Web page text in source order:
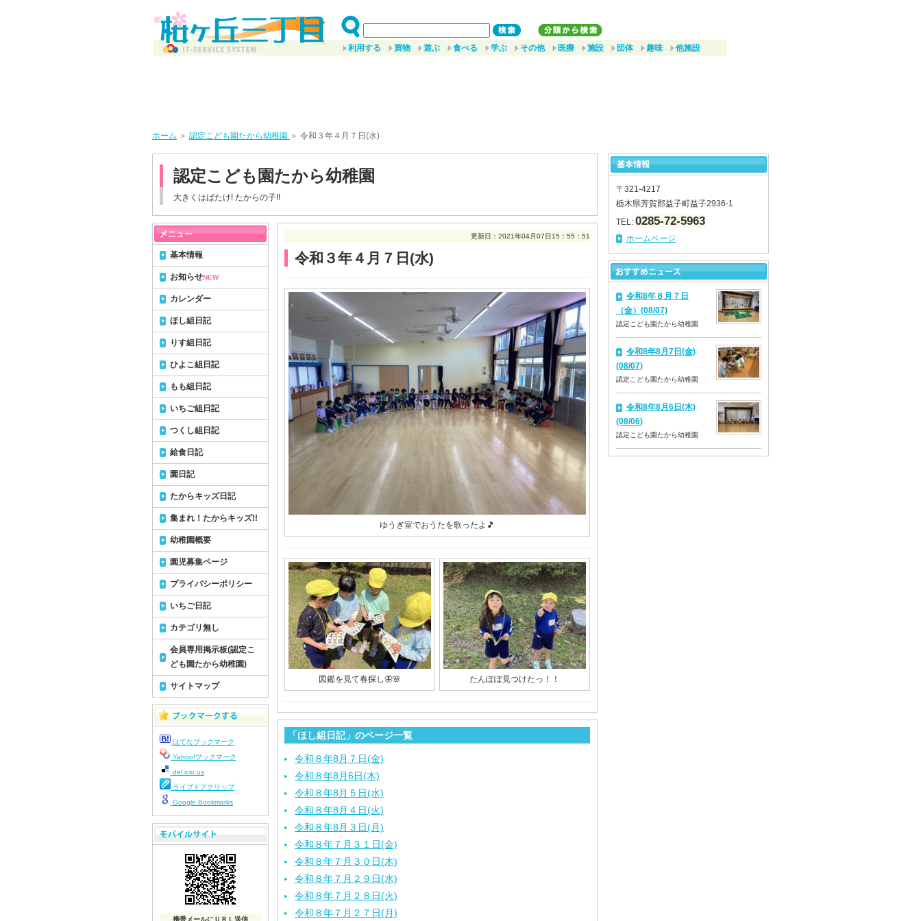
利用する 買物 遊ぶ 食べる 学ぶ その他 医療 施設 団体 趣味 他施設
ホーム ＞ 認定こども園たから幼稚園 ＞ 令和３年４月７日(水)
認定こども園たから幼稚園
大きくはばたけ! たからの子!!
更新日：2021年04月07日15：55：51
令和３年４月７日(水)
ゆうぎ室でおうたを歌ったよ🎵
図鑑を見て春探し🦋🌸 たんぽぽ見つけたっ！！
「ほし組日記」のページ一覧
令和８年8月７日(金)
令和８年8月6日(木)
令和８年8月５日(水)
令和８年8月４日(火)
令和８年8月３日(月)
令和８年７月３１日(金)
令和８年７月３０日(木)
令和８年７月２９日(水)
令和８年７月２８日(火)
令和８年７月２７日(月)
基本情報
お知らせNEW
カレンダー
ほし組日記
りす組日記
ひよこ組日記
もも組日記
いちご組日記
つくし組日記
給食日記
園日記
たからキッズ日記
集まれ！たからキッズ!!
幼稚園概要
園児募集ページ
プライバシーポリシー
いちご日記
カテゴリ無し
会員専用掲示板(認定こ
ども園たから幼稚園)
サイトマップ
はてなブックマーク
Yahoo!ブックマーク
del.icio.us
ライブドアクリップ
Google Bookmarks
携帯メールにＵＲＬ送信
〒321-4217
栃木県芳賀郡益子町益子2936-1
TEL: 0285-72-5963
ホームページ
令和8年８月７日
（金）(08/07)
認定こども園たから幼稚園
令和8年8月7日(金)
(08/07)
認定こども園たから幼稚園
令和8年8月6日(木)
(08/06)
認定こども園たから幼稚園